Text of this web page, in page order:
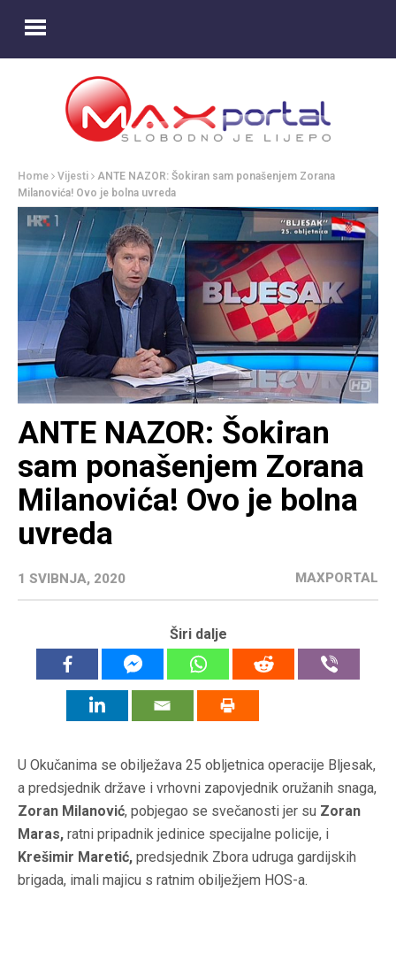
Home Vijesti
ANTE NAZOR: Šokiran sam ponašenjem Zorana
Milanovića! Ovo je bolna uvreda
ANTE NAZOR: Šokiran
sam ponašenjem Zorana
Milanovića! Ovo je bolna
uvreda
1 SVIBNJA, 2020 MAXPORTAL
Širi dalje
U Okučanima se obilježava 25 obljetnica operacije Bljesak,
a predsjednik države i vrhovni zapovjednik oružanih snaga,
Zoran Milanović, pobjegao se svečanosti jer su Zoran
Maras, ratni pripadnik jedinice specijalne policije, i
Krešimir Maretić, predsjednik Zbora udruga gardijskih
brigada, imali majicu s ratnim obilježjem HOS-a.